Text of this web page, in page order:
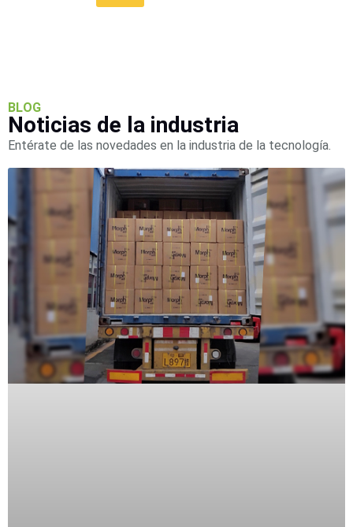
(SSD)
Software
VMS y
Analíticas
EPCOM
Cloud
HIKVISION
Videograbadoras
Móviles,
Dash
Cams y
Cams
AccesoriosBody
Cams
(Portátiles) Cámaras
MóvilesDash
BLOG
Noticias de la industria
Entérate de las novedades en la industria de la tecnología.